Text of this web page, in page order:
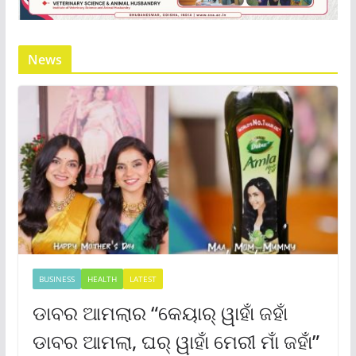
News
BUSINESS HEALTH LATEST
ଡାବର ଆମଲାର “କେୟାର୍ ୱାହାଁ ଜହାଁ
ଡାବର ଆମଲା, ଘର୍ ୱାହାଁ ମେରୀ ମାଁ ଜହାଁ”